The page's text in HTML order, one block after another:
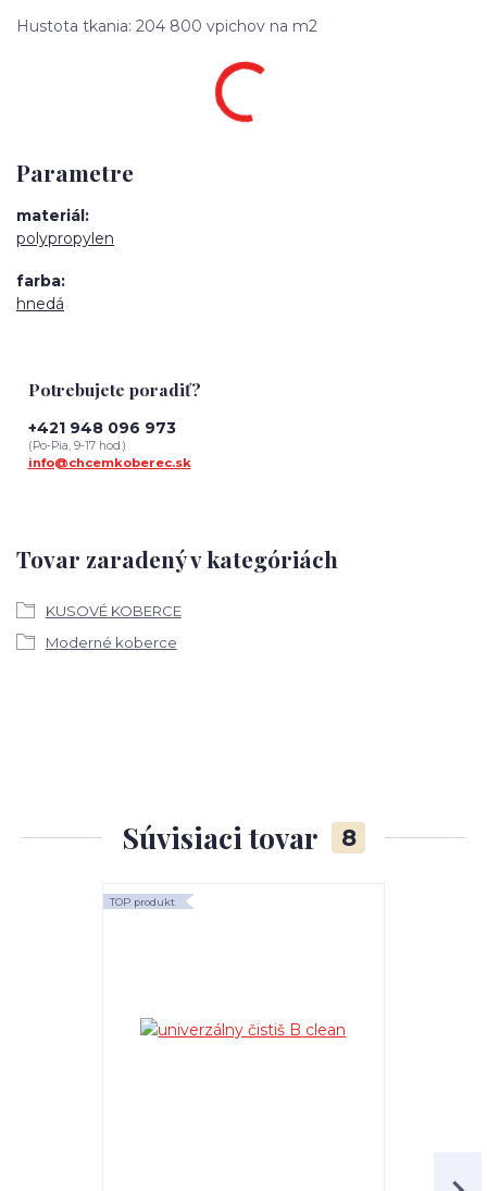
Hustota tkania: 204 800 vpichov na m2
Parametre
materiál
polypropylen
farba
hnedá
Tovar zaradený v kategóriách
KUSOVÉ KOBERCE
Moderné koberce
Potrebujete poradiť?
+421 948 096 973
(Po-Pia, 9-17 hod.)
info@chcemkoberec.sk
Súvisiaci tovar 8
TOP produkt